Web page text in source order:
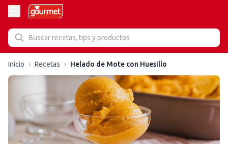
Inicio › Recetas › Helado de Mote con Huesillo